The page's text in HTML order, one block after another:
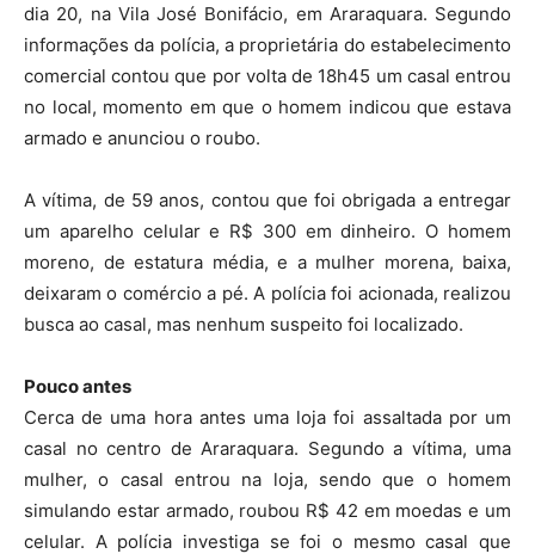
dia 20, na Vila José Bonifácio, em Araraquara. Segundo
informações da polícia, a proprietária do estabelecimento
comercial contou que por volta de 18h45 um casal entrou
no local, momento em que o homem indicou que estava
armado e anunciou o roubo.
A vítima, de 59 anos, contou que foi obrigada a entregar
um aparelho celular e R$ 300 em dinheiro. O homem
moreno, de estatura média, e a mulher morena, baixa,
deixaram o comércio a pé. A polícia foi acionada, realizou
busca ao casal, mas nenhum suspeito foi localizado.
Pouco antes
Cerca de uma hora antes uma loja foi assaltada por um
casal no centro de Araraquara. Segundo a vítima, uma
mulher, o casal entrou na loja, sendo que o homem
simulando estar armado, roubou R$ 42 em moedas e um
celular. A polícia investiga se foi o mesmo casal que